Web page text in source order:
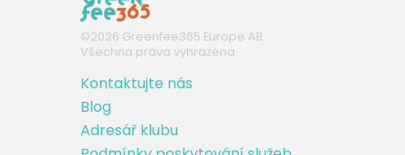
©2026 Greenfee365 Europe AB.
Všechna práva vyhrazena
Kontaktujte nás
Blog
Adresář klubu